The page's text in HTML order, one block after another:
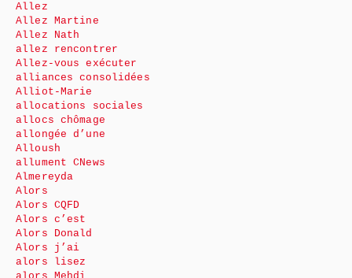
Allez
Allez Martine
Allez Nath
allez rencontrer
Allez-vous exécuter
alliances consolidées
Alliot-Marie
allocations sociales
allocs chômage
allongée d’une
Alloush
allument CNews
Almereyda
Alors
Alors CQFD
Alors c’est
Alors Donald
Alors j’ai
alors lisez